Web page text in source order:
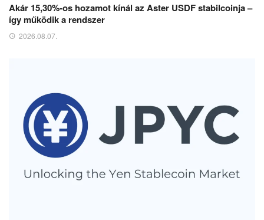
Akár 15,30%-os hozamot kínál az Aster USDF stabilcoinja –
így működik a rendszer
2026.08.07.